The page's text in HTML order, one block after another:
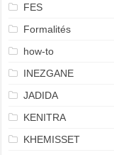
FES
Formalités
how-to
INEZGANE
JADIDA
KENITRA
KHEMISSET